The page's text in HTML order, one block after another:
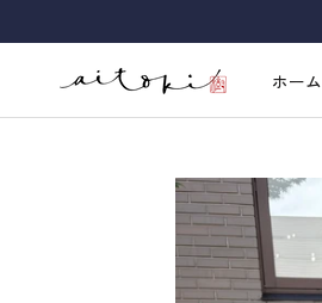
キ
ホーム